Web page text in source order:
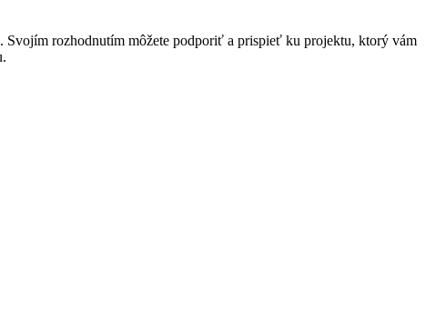
Svojím rozhodnutím môžete podporiť a prispieť ku projektu, ktorý vám